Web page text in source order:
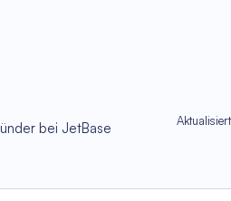
bei JetBase Aktualisiert